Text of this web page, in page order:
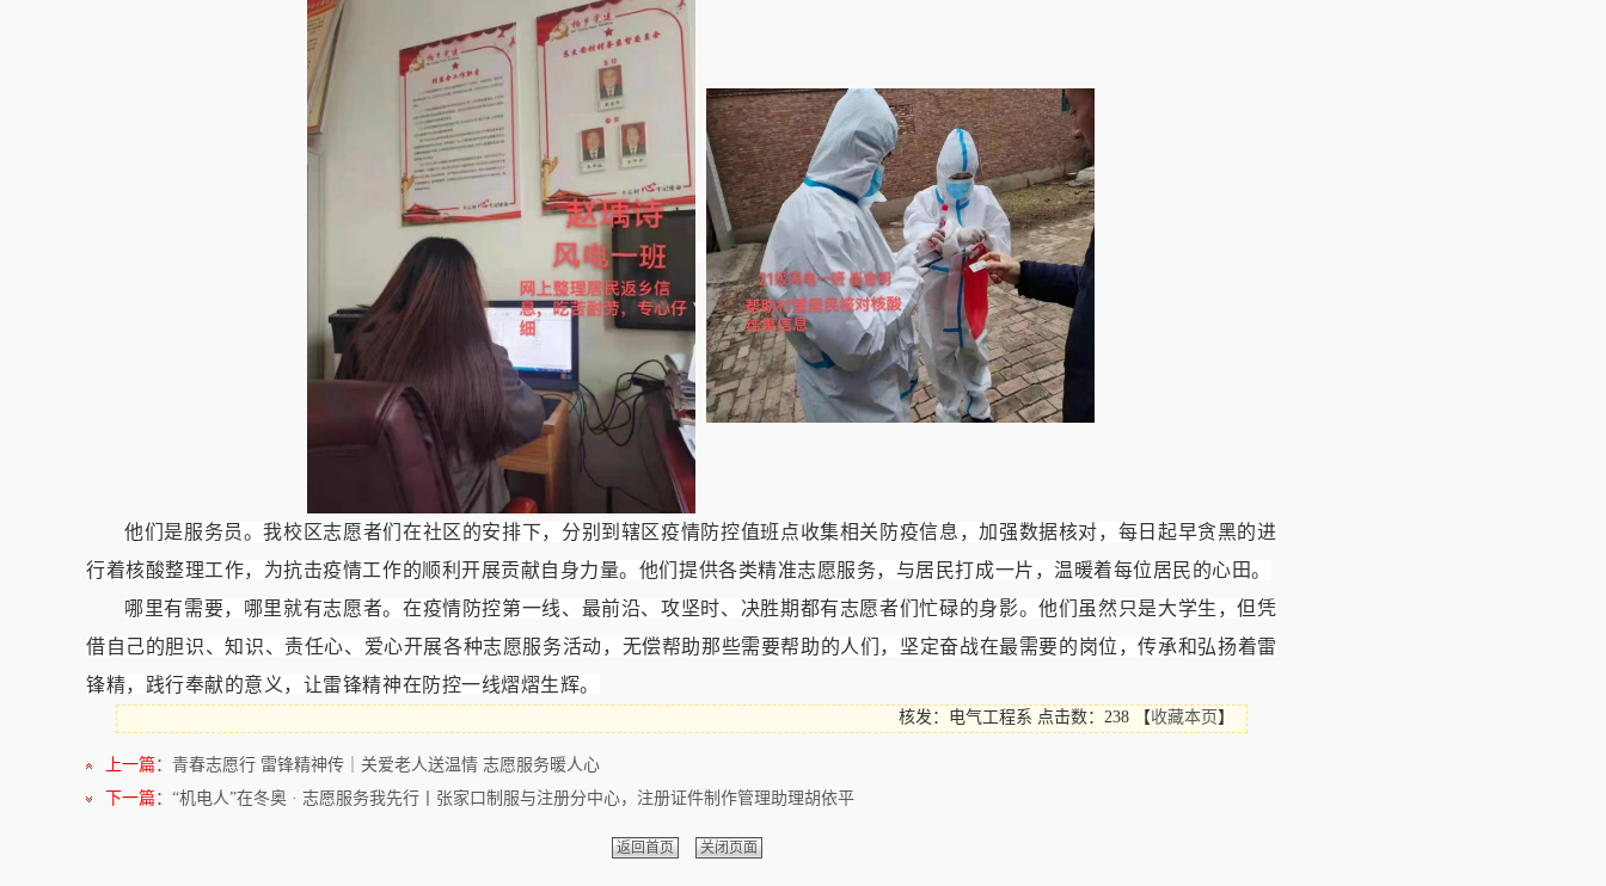
他们是服务员。我校区志愿者们在社区的安排下，分别到辖区疫情防控值班点收集相关防疫信息，加强数据核对，每日起早贪黑的进
行着核酸整理工作，为抗击疫情工作的顺利开展贡献自身力量。他们提供各类精准志愿服务，与居民打成一片，温暖着每位居民的心田。
哪里有需要，哪里就有志愿者。在疫情防控第一线、最前沿、攻坚时、决胜期都有志愿者们忙碌的身影。他们虽然只是大学生，但凭
借自己的胆识、知识、责任心、爱心开展各种志愿服务活动，无偿帮助那些需要帮助的人们，坚定奋战在最需要的岗位，传承和弘扬着雷
锋精，践行奉献的意义，让雷锋精神在防控一线熠熠生辉。
核发：电气工程系 点击数：238 【收藏本页 】
上一篇： 青春志愿行 雷锋精神传｜关爱老人送温情 志愿服务暖人心
下一篇： “机电人”在冬奥 · 志愿服务我先行丨张家口制服与注册分中心，注册证件制作管理助理胡依平
返回首页 关闭页面